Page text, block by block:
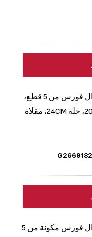
مجموعة ناتيورال فورس من 5 قطع،
وعاء طهي 20CM، حلة 24CM، مقلاة
G2669182
مجموعة ناتيورال فورس مكونة من 5